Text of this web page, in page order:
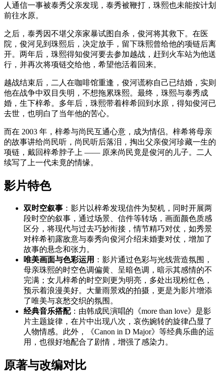
人通信一事被泰秀父亲发现，泰秀被鞭打，珠熙也未能按计划
前往水原。
之后，泰秀因不堪父亲家暴试图自杀，俊河将其救下。在医
院，俊河见到珠熙后，决定放手，留下珠熙曾给他的项链后离
开。两年后，珠熙得知俊河要去参加越战，赶到火车站为他送
行，并再次将项链交给他，希望他活着回来。
越战结束后，二人在咖啡馆重逢，俊河谎称自己已结婚，实则
他在战争中双目失明，不想拖累珠熙。最终，珠熙与泰秀成
婚，生下梓希。多年后，珠熙带着梓希回到水原，得知俊河已
去世，也明白了当年他的苦心。
而在 2003 年，梓希与尚民互通心意，成为情侣。梓希将母亲
的故事讲给尚民听，尚民听后落泪，掏出父亲俊河珍藏一生的
项链，戴回梓希脖子上 —— 原来尚民竟是俊河的儿子。二人
续写了上一代未竟的情缘。
影片特色
双时空叙事 ：影片以梓希发现信件为契机，同时开展两
段时空的叙事，通过场景、信件等转场，画面颜色质感
区分，将现代与过去巧妙衔接，情节精巧对仗，如秀景
对梓希初露敌意与泰秀向俊河介绍未婚妻对仗，增加了
故事的悬念和张力。
唯美画面与色彩运用 ：影片通过色彩与光线营造氛围，
母亲珠熙的时空色调偏黄、呈暗色调，暗示其感情的不
完满；女儿梓希的时空则更为明亮，多处出现粉红色，
预示着浪漫美好。大量雨景戏的拍摄，更是为影片增添
了唯美与哀愁交织的氛围。
经典音乐搭配：由韩成民演唱的《more than love》是影
片主题旋律，在片中出现八次，哀伤婉转的旋律凸显了
人物情感。此外，《Canon in D Major》等经典乐曲的运
用，也很好地配合了剧情，增强了感染力。
原著与改编对比